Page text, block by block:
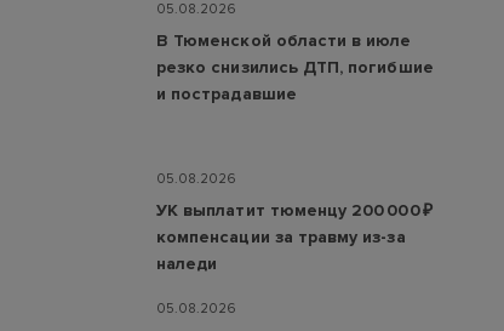
05.08.2026
В Тюменской области в июле
резко снизились ДТП, погибшие
и пострадавшие
05.08.2026
УК выплатит тюменцу 200 000 ₽
компенсации за травму из-за
наледи
05.08.2026